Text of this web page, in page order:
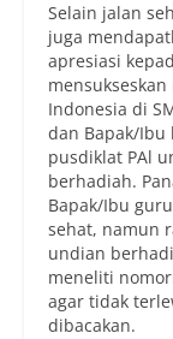
Selain jalan
juga
apresiasi
Indonesia di
dan Bapak/Ibu
pusdiklat PAl
berhadiah.
Bapak/Ibu
sehat, namun
undian
meneliti
agar tidak
dibacakan.